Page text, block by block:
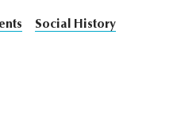
Social History